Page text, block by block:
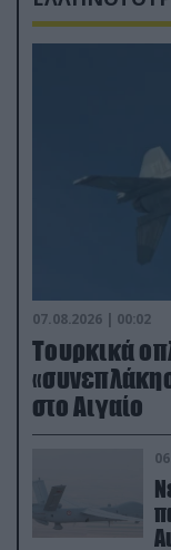
07.08.2026 | 00:02
Τουρκικά
στο Αιγαίο